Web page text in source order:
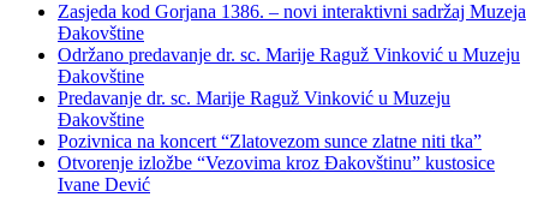
Zasjeda kod Gorjana 1386. – novi interaktivni sadržaj Muzeja
Đakovštine
Održano predavanje dr. sc. Marije Raguž Vinković u Muzeju
Đakovštine
Predavanje dr. sc. Marije Raguž Vinković u Muzeju
Đakovštine
Pozivnica na koncert “Zlatovezom sunce zlatne niti tka”
Otvorenje izložbe “Vezovima kroz Đakovštinu” kustosice
Ivane Dević